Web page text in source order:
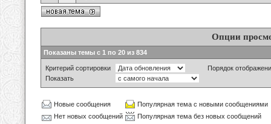
Опции
Показаны темы с 1 по 20 из 834
Критерий сортировки
Порядок
Показать
Новые сообщения
Популярная тема с новыми сообщениями
Нет новых сообщений
Популярная тема без новых сообщений